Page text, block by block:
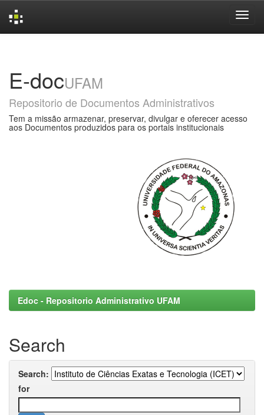
E-docUFAM
Repositorio de Documentos Administrativos
Tem a missão armazenar, preservar, divulgar e oferecer acesso
aos Documentos produzidos para os portais institucionais
Edoc - Repositorio Administrativo UFAM
Search
Search:
for